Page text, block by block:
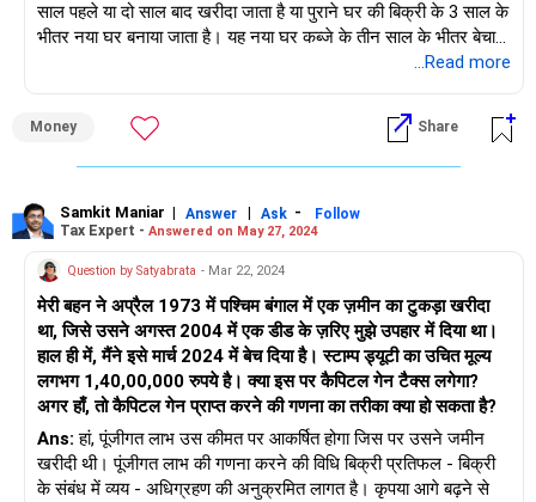
साल पहले या दो साल बाद खरीदा जाता है या पुराने घर की बिक्री के 3 साल के
भीतर नया घर बनाया जाता है। यह नया घर कब्जे के तीन साल के भीतर बेचा
नहीं जा सकता। नई संपत्ति की लागत पहले की बिक्री राशि से कम होनी
निवेश कर सकते हैं। आपको बिक्री के 6 महीने के भीतर अधिसूचित बांड में
निवेश करना होगा।</p>
...Read more
Money Share
Samkit Maniar | Answer | Ask -
Follow
Tax Expert - Answered on May 27, 2024
Question by Satyabrata - Mar 22, 2024
मेरी बहन ने अप्रैल 1973 में पश्चिम बंगाल में एक ज़मीन का टुकड़ा खरीदा
था, जिसे उसने अगस्त 2004 में एक डीड के ज़रिए मुझे उपहार में दिया था।
हाल ही में, मैंने इसे मार्च 2024 में बेच दिया है। स्टाम्प ड्यूटी का उचित मूल्य
लगभग 1,40,00,000 रुपये है। क्या इस पर कैपिटल गेन टैक्स लगेगा?
अगर हाँ, तो कैपिटल गेन प्राप्त करने की गणना का तरीका क्या हो सकता है?
Ans: हां, पूंजीगत लाभ उस कीमत पर आकर्षित होगा जिस पर उसने जमीन
खरीदी थी। पूंजीगत लाभ की गणना करने की विधि बिक्री प्रतिफल - बिक्री
के संबंध में व्यय - अधिग्रहण की अनुक्रमित लागत है। कृपया आगे बढ़ने से